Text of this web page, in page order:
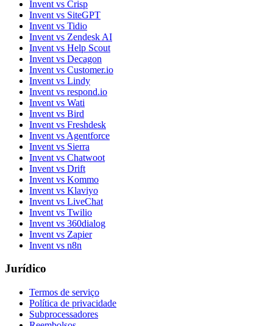
Invent vs Crisp
Invent vs SiteGPT
Invent vs Tidio
Invent vs Zendesk AI
Invent vs Help Scout
Invent vs Decagon
Invent vs Customer.io
Invent vs Lindy
Invent vs respond.io
Invent vs Wati
Invent vs Bird
Invent vs Freshdesk
Invent vs Agentforce
Invent vs Sierra
Invent vs Chatwoot
Invent vs Drift
Invent vs Kommo
Invent vs Klaviyo
Invent vs LiveChat
Invent vs Twilio
Invent vs 360dialog
Invent vs Zapier
Invent vs n8n
Jurídico
Termos de serviço
Política de privacidade
Subprocessadores